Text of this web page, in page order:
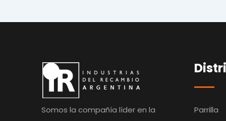
Somos la compañía líder en la
Parrilla